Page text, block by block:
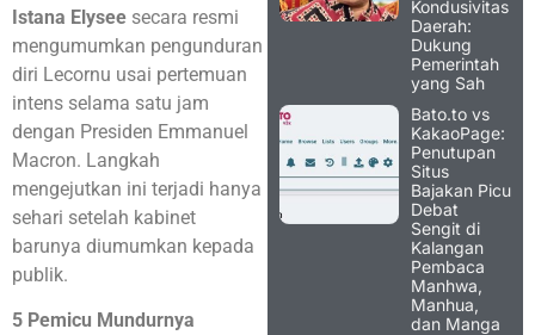
Istana Elysee secara resmi
mengumumkan pengunduran
diri Lecornu usai pertemuan
intens selama satu jam
dengan Presiden Emmanuel
Macron. Langkah
mengejutkan ini terjadi hanya
sehari setelah kabinet
barunya diumumkan kepada
publik.
5 Pemicu Mundurnya
Kondusivitas
Daerah:
Dukung
Pemerintah
yang Sah
Bato.to vs
KakaoPage:
Penutupan
Situs
Bajakan Picu
Debat
Sengit di
Kalangan
Pembaca
Manhwa,
Manhua,
dan Manga